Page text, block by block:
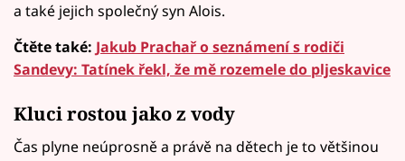
a také jejich společný syn Alois.
Čtěte také: Jakub Prachař o seznámení s rodiči
Sandevy: Tatínek řekl, že mě rozemele do pljeskavice
Kluci rostou jako z vody
Čas plyne neúprosně a právě na dětech je to většinou